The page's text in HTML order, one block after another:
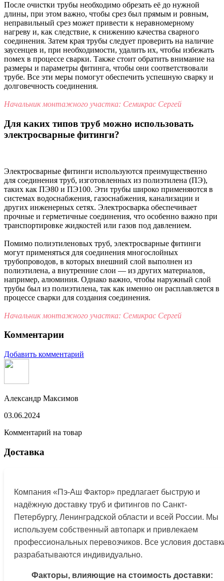
После очистки трубы необходимо обрезать её до нужной
длины, при этом важно, чтобы срез был прямым и ровным,
неправильный срез может привести к неравномерному
нагреву и, как следствие, к снижению качества сварного
соединения. Затем края трубы следует проверить на наличие
заусенцев и, при необходимости, удалить их, чтобы избежать
помех в процессе сварки. Также стоит обратить внимание на
размеры и параметры фитинга, чтобы они соответствовали
трубе. Все эти меры помогут обеспечить успешную сварку и
долговечность соединения.
Начальник монтажного участка: Семикрас Сергей
Для каких типов труб можно использовать
электросварные фитинги?
Электросварные фитинги используются преимущественно
для соединения труб, изготовленных из полиэтилена (ПЭ),
таких как ПЭ80 и ПЭ100. Эти трубы широко применяются в
системах водоснабжения, газоснабжения, канализации и
других инженерных сетях. Электросварка обеспечивает
прочные и герметичные соединения, что особенно важно при
транспортировке жидкостей или газов под давлением.
Помимо полиэтиленовых труб, электросварные фитинги
могут применяться для соединения многослойных
трубопроводов, в которых внешний слой выполнен из
полиэтилена, а внутренние слои — из других материалов,
например, алюминия. Однако важно, чтобы наружный слой
трубы был из полиэтилена, так как именно он расплавляется в
процессе сварки для создания соединения.
Начальник монтажного участка: Семикрас Сергей
Комментарии
Добавить комментарий
Александр Максимов
03.06.2024
Комментарий на товар
Доставка
Компания «Пэ-Аш Фактор» предлагает быструю и
надёжную доставку труб и фитингов по Санкт-
Петербургу, Ленинградской области и всей России. Мы
используем собственный автопарк и привлекаем
профессиональных перевозчиков. Все условия
разрабатываются индивидуально.
Факторы, влияющие на стоимость доставки: